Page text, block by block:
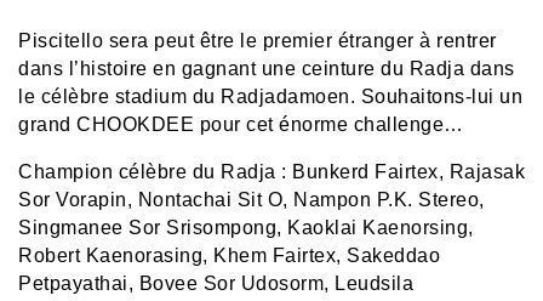
Piscitello sera peut être le premier étranger à rentrer
dans l’histoire en gagnant une ceinture du Radja dans
le célèbre stadium du Radjadamoen. Souhaitons-lui un
grand CHOOKDEE pour cet énorme challenge…
Champion célèbre du Radja : Bunkerd Fairtex, Rajasak
Sor Vorapin, Nontachai Sit O, Nampon P.K. Stereo,
Singmanee Sor Srisompong, Kaoklai Kaenorsing,
Robert Kaenorasing, Khem Fairtex, Sakeddao
Petpayathai, Bovee Sor Udosorm, Leudsila